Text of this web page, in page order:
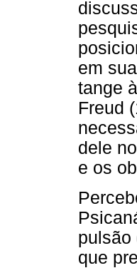
em
tange
Freud
dele
e os
pulsão
que